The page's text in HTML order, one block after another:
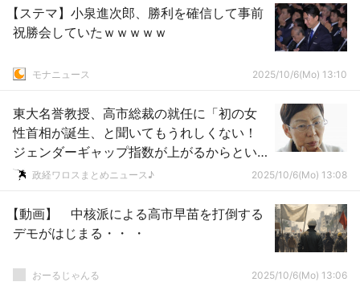
【ステマ】小泉進次郎、勝利を確信して事前
祝勝会していたｗｗｗｗｗ
モナニュース 2025/10/6(Mo) 13:10
東大名誉教授、高市総裁の就任に「初の女
性首相が誕生、と聞いてもうれしくない！
ジェンダーギャップ指数が上がるからとい
って女性に優しい政治ではない！」
政経ワロスまとめニュース♪ 2025/10/6(Mo) 13:08
【動画】 中核派による高市早苗を打倒する
デモがはじまる・・ ・
おーるじゃんる 2025/10/6(Mo) 13:06